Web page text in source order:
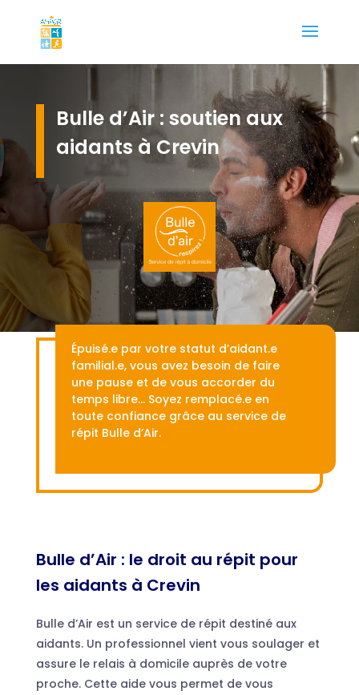
Bulle d’Air : soutien aux
aidants à Crevin
Épuisé.e par votre statut d’aidant.e
familial.e, vous avez besoin de faire
une pause et de vous accorder du
temps libre… Soyez remplacé.e en
toute confiance grâce au service de
répit Bulle d’Air.
Bulle d’Air : le droit au répit pour
les aidants à Crevin
Bulle d’Air est un service de répit destiné aux
aidants. Un professionnel vient vous soulager et
assure le relais à domicile auprès de votre
proche. Cette aide vous permet de vous